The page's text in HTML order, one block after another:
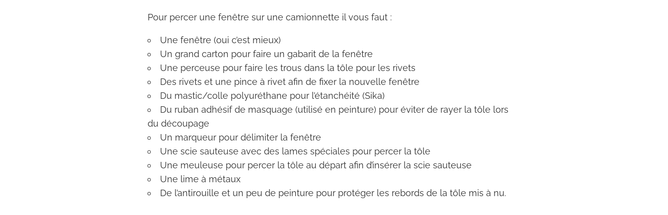
Pour percer une fenêtre sur une camionnette il vous faut :
Une fenêtre (oui c’est mieux)
Un grand carton pour faire un gabarit de la fenêtre
Une perceuse pour faire les trous dans la tôle pour les rivets
Des rivets et une pince à rivet afin de fixer la nouvelle fenêtre
Du mastic/colle polyuréthane pour l’étanchéité (Sika)
Du ruban adhésif de masquage (utilisé en peinture) pour éviter de rayer la tôle lors
du découpage
Un marqueur pour délimiter la fenêtre
Une scie sauteuse avec des lames spéciales pour percer la tôle
Une meuleuse pour percer la tôle au départ afin d’insérer la scie sauteuse
Une lime à métaux
De l’antirouille et un peu de peinture pour protéger les rebords de la tôle mis à nu.